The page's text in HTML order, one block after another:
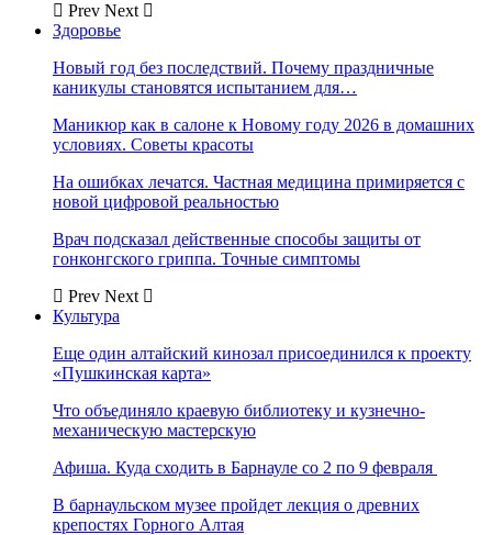
Prev Next
Здоровье
Новый год без последствий. Почему праздничные
каникулы становятся испытанием для…
Маникюр как в салоне к Новому году 2026 в домашних
условиях. Советы красоты
На ошибках лечатся. Частная медицина примиряется с
новой цифровой реальностью
Врач подсказал действенные способы защиты от
гонконгского гриппа. Точные симптомы
Prev Next
Культура
Еще один алтайский кинозал присоединился к проекту
«Пушкинская карта»
Что объединяло краевую библиотеку и кузнечно-
механическую мастерскую
Афиша. Куда сходить в Барнауле со 2 по 9 февраля
В барнаульском музее пройдет лекция о древних
крепостях Горного Алтая